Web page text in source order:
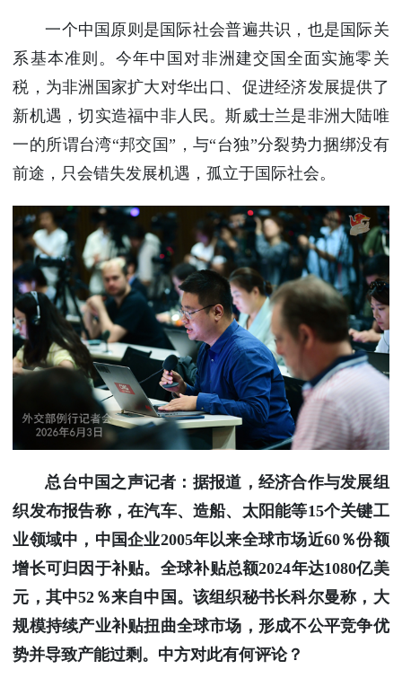
一个中国原则是国际社会普遍共识，也是国际关
系基本准则。今年中国对非洲建交国全面实施零关
税，为非洲国家扩大对华出口、促进经济发展提供了
新机遇，切实造福中非人民。斯威士兰是非洲大陆唯
一的所谓台湾“邦交国”，与“台独”分裂势力捆绑没有
前途，只会错失发展机遇，孤立于国际社会。
总台中国之声记者：据报道，经济合作与发展组
织发布报告称，在汽车、造船、太阳能等15个关键工
业领域中，中国企业2005年以来全球市场近60％份额
增长可归因于补贴。全球补贴总额2024年达1080亿美
元，其中52％来自中国。该组织秘书长科尔曼称，大
规模持续产业补贴扭曲全球市场，形成不公平竞争优
势并导致产能过剩。中方对此有何评论？